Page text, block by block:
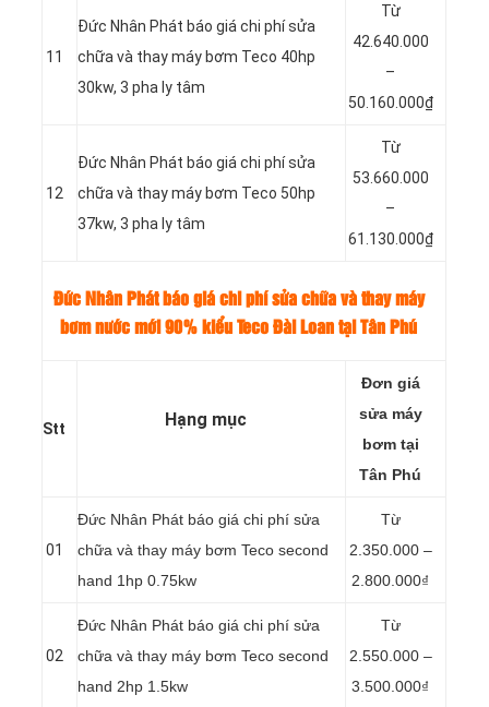
11
Đức Nhân Phát báo giá chi phí sửa
chữa và thay máy bơm Teco 40hp
30kw, 3 pha ly tâm
Từ
42.640.000
–
50.160.000₫
12
Đức Nhân Phát báo giá chi phí sửa
chữa và thay máy bơm Teco 50hp
37kw, 3 pha ly tâm
Từ
53.660.000
–
61.130.000₫
Đức Nhân Phát báo giá chi phí sửa chữa và thay máy
bơm nước mới 90% kiểu Teco Đài Loan tại Tân Phú
Stt Hạng mục
Đơn giá
sửa máy
bơm tại
Tân Phú
01
Đức Nhân Phát báo giá chi phí sửa
chữa và thay máy bơm Teco second
hand 1hp 0.75kw
Từ
2.350.000 –
2.800.000₫
02
Đức Nhân Phát báo giá chi phí sửa
chữa và thay máy bơm Teco second
hand 2hp 1.5kw
Từ
2.550.000 –
3.500.000₫